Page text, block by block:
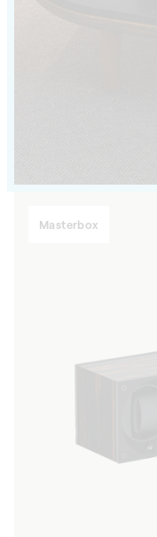
Masterbox